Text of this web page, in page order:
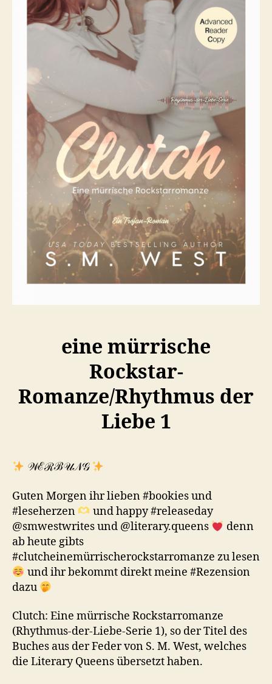
eine mürrische
Rockstar-
Romanze/Rhythmus der
Liebe 1
𝒲ℰℛℬ𝒰𝒩𝒢
Guten Morgen ihr lieben #bookies und
#leseherzen
und happy #releaseday
@smwestwrites und @literary.queens
denn
ab heute gibts
#clutcheinemürrischerockstarromanze zu lesen
und ihr bekommt direkt meine #Rezension
dazu
Clutch: Eine mürrische Rockstarromanze
(Rhythmus-der-Liebe-Serie 1), so der Titel des
Buches aus der Feder von S. M. West, welches
die Literary Queens übersetzt haben.